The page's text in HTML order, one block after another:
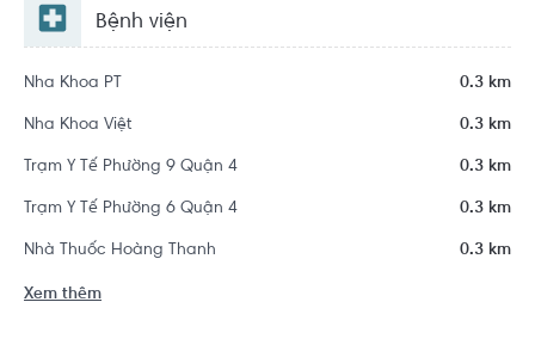
Bệnh viện
Nha Khoa PT 0.3 km
Nha Khoa Việt 0.3 km
Trạm Y Tế Phường 9 Quận 4 0.3 km
Trạm Y Tế Phường 6 Quận 4 0.3 km
Nhà Thuốc Hoàng Thanh 0.3 km
Xem thêm